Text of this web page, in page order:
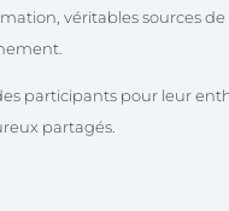
véritables sources
participants pour leur
partagés.